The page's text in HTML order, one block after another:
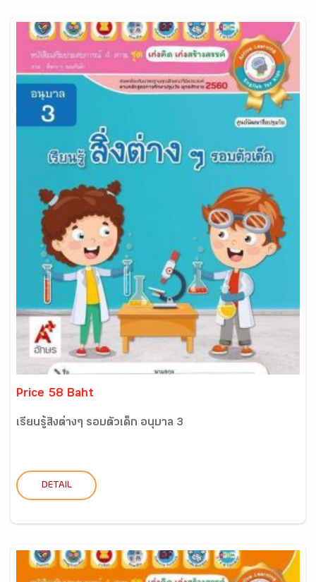
Price 58 Baht
เรียนรู้สิ่งต่างๆ รอบตัวเด็ก อนุบาล 3
DETAIL